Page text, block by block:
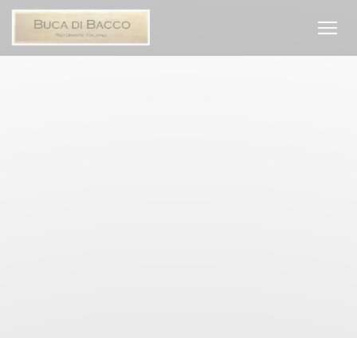
Panel for informasjonskapsler